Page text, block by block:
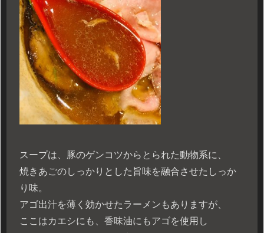
スープは、豚のゲンコツからとられた動物系に、
焼きあごのしっかりとした旨味を融合させたしっか
り味。
アゴ出汁を薄く効かせたラーメンもありますが、
ここはカエシにも、香味油にもアゴを使用し